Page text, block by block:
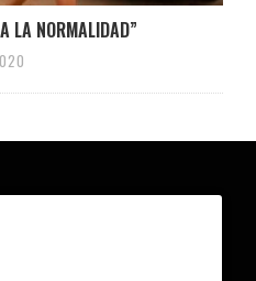
LA NORMALIDAD”